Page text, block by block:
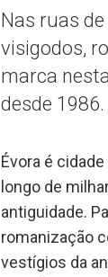
Nas ruas
visigodos,
marca
desde 1986.
Évora é
longo de
antiguidade.
romanização
vestígios da